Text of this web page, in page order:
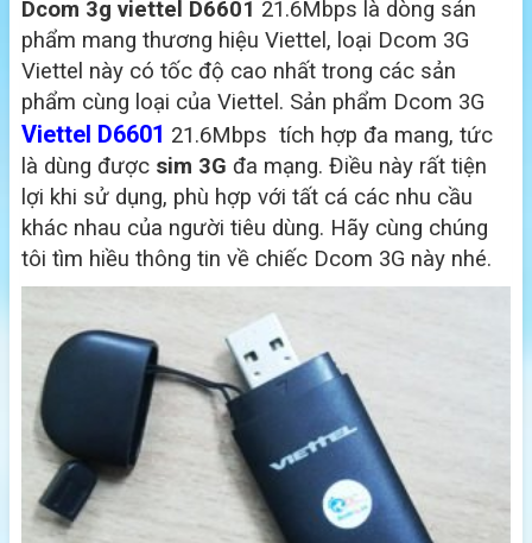
Dcom 3g viettel D6601 21.6Mbps là dòng sản
phẩm mang thương hiệu Viettel, loại Dcom 3G
Viettel này có tốc độ cao nhất trong các sản
phẩm cùng loại của Viettel. Sản phẩm Dcom 3G
Viettel D6601 21.6Mbps tích hợp đa mang, tức
là dùng được sim 3G đa mạng. Điều này rất tiện
lợi khi sử dụng, phù hợp với tất cá các nhu cầu
khác nhau của người tiêu dùng. Hãy cùng chúng
tôi tìm hiều thông tin về chiếc Dcom 3G này nhé.